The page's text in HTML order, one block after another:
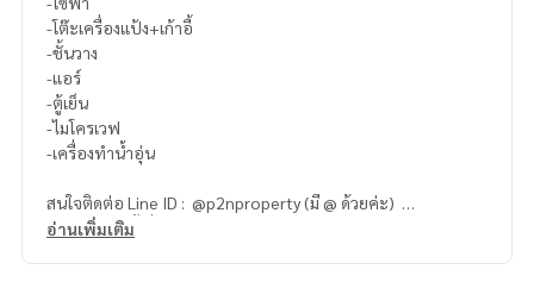
-โต๊ะเครื่องแป้ง+เก้าอี้
-ชั้นวาง
-แอร์
-ตู้เย็น
-ไมโครเวฟ
-เครื่องทำน้ำอุ่น
สนใจติดต่อ Line ID : @p2nproperty (มี @ ด้วยค่ะ)
หรือ กดลิ้งค์นี้เพื่อแอดไลน์ :
อ่านเพิ่มเติม